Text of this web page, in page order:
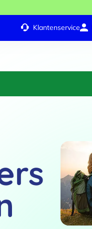
Klantenservice